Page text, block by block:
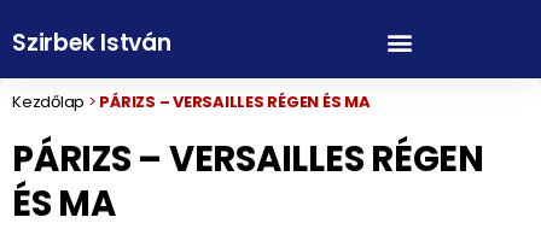
Szirbek István
Kezdőlap > PÁRIZS – VERSAILLES RÉGEN ÉS MA
PÁRIZS – VERSAILLES RÉGEN
ÉS MA